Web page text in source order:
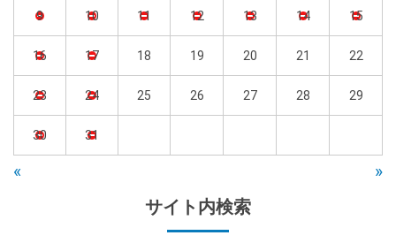
9 10 11 12 13 14 15
16 17 18 19 20 21 22
23 24 25 26 27 28 29
30 31
« »
サイト内検索